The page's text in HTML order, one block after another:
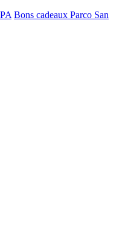
Bons cadeaux Parco San